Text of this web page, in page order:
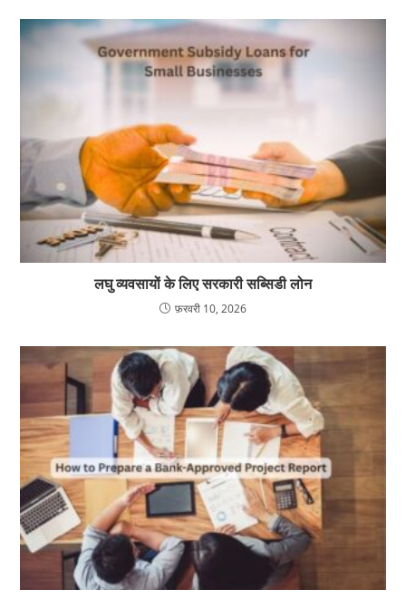
लघु व्यवसायों के लिए सरकारी सब्सिडी लोन
फ़रवरी 10, 2026